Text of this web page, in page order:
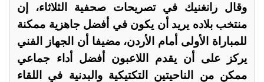
وقال رانغنيك في تصريحات صحفية الثلاثاء، إن
منتخب بلاده يريد أن يكون في أفضل جاهزية ممكنة
للمباراة الأولى أمام الأردن، مضيفا أن الجهاز الفني
يركز على أن يقدم اللاعبون أفضل أداء جماعي
ممكن من الناحيتين التكتيكية والبدنية في اللقاء